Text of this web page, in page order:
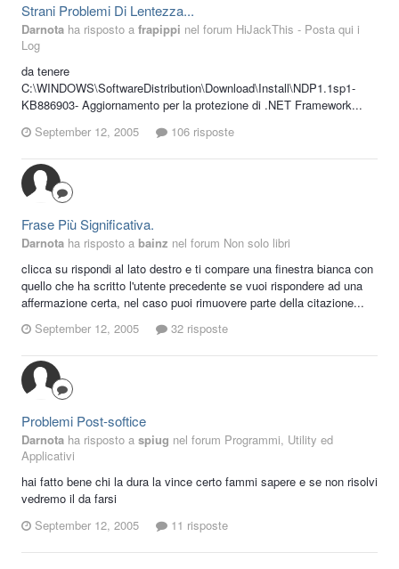
Strani Problemi Di Lentezza...
Darnota ha risposto a frapippi nel forum HiJackThis - Posta qui i
Log
da tenere
C:\WINDOWS\SoftwareDistribution\Download\Install\NDP1.1sp1-
KB886903- Aggiornamento per la protezione di .NET Framework...
September 12, 2005
106 risposte
Frase Più Significativa.
Darnota ha risposto a bainz nel forum Non solo libri
clicca su rispondi al lato destro e ti compare una finestra bianca con
quello che ha scritto l'utente precedente se vuoi rispondere ad una
affermazione certa, nel caso puoi rimuovere parte della citazione...
September 12, 2005
32 risposte
Problemi Post-softice
Darnota ha risposto a spiug nel forum Programmi, Utility ed
Applicativi
hai fatto bene chi la dura la vince certo fammi sapere e se non risolvi
vedremo il da farsi
September 12, 2005
11 risposte